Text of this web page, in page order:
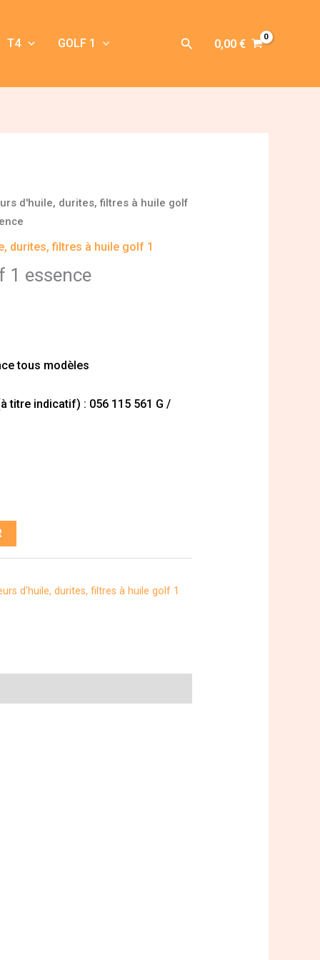
T4 GOLF 1 Rechercher
0,00 €
d'huile, durites, filtres à huile golf
durites, filtres à huile golf 1
1 essence
tous modèles
titre indicatif) : 056 115 561 G /
d'huile, durites, filtres à huile golf 1